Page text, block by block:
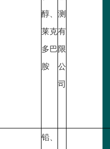
醇、
莱克
多巴
胺
测
有
限
公
司
铅、